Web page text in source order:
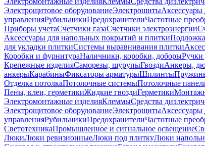
Электрощитовое оборудованиеЭлектрощитыАксессуары
управленияРубильникиПредохранителиЧастотные
Приборы учетаСчетчики газаСчетчики электроэнергии
Аксессуары для напольных покрытий и плиткиПодложка
для укладки плиткиСистемы выравнивания плитки
Коробки и фурнитураНаличники, коробки, доборыРучки
Крепежные изделияСаморезы, шурупыГвоздиАнкеры,
анкерыКарабиныФиксаторы арматурыШплинты
Отделка потолкаПотолочные системыПотолочные
Пены, клеи, герметикиЖидкие гвоздиГерметики
Электромонтажные изделияКлеммыСредства
Электрощитовое оборудованиеЭлектрощитыАксессуары
управленияРубильникиПредохранителиЧастотные
СветотехникаПромышленное и сигнальное освещение
ЛюкиЛюки ревизионныеЛюки под плиткуЛюки